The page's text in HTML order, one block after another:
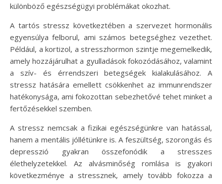
különböző egészségügyi problémákat okozhat.
A tartós stressz következtében a szervezet hormonális
egyensúlya felborul, ami számos betegséghez vezethet.
Például, a kortizol, a stresszhormon szintje megemelkedik,
amely hozzájárulhat a gyulladások fokozódásához, valamint
a szív- és érrendszeri betegségek kialakulásához. A
stressz hatására emellett csökkenhet az immunrendszer
hatékonysága, ami fokozottan sebezhetővé tehet minket a
fertőzésekkel szemben.
A stressz nemcsak a fizikai egészségünkre van hatással,
hanem a mentális jóllétünkre is. A feszültség, szorongás és
depresszió gyakran összefonódik a stresszes
élethelyzetekkel. Az alvásminőség romlása is gyakori
következménye a stressznek, amely tovább fokozza a